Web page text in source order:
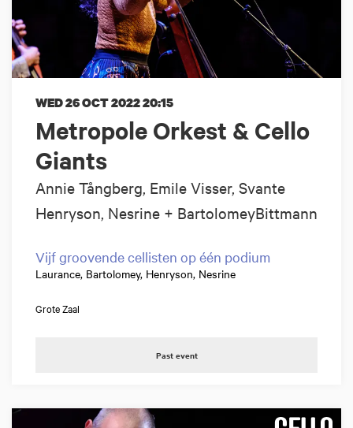
Metropole Orkest & Cello
Giants
Annie Tångberg, Emile Visser, Svante
Henryson, Nesrine + BartolomeyBittmann
WED 26 OCT 202220:15
Vijf groovende cellisten op één podium
Laurance, Bartolomey, Henryson, Nesrine
Grote Zaal
Past event